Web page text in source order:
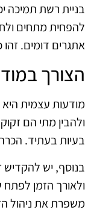
בניית רשת תמיכה
להפחית מתחים
אתגרים דומים.
הצורך
מודעות עצמית היא
ולהבין מתי הם
בעיות בעתיד.
בנוסף, יש להקדיש
ולאורך הזמן לפתח
משפרת את ניהול